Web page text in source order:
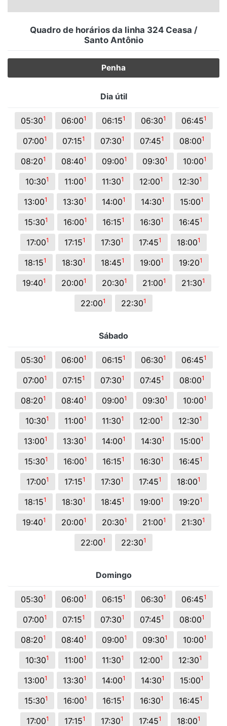
Quadro de horários da linha 324 Ceasa /
Santo Antônio
Penha
Dia útil
05:301 06:001 06:151 06:301 06:451
07:001 07:151 07:301 07:451 08:001
08:201 08:401 09:001 09:301 10:001
10:301 11:001 11:301 12:001 12:301
13:001 13:301 14:001 14:301 15:001
15:301 16:001 16:151 16:301 16:451
17:001 17:151 17:301 17:451 18:001
18:151 18:301 18:451 19:001 19:201
19:401 20:001 20:301 21:001 21:301
22:001 22:301
Sábado
05:301 06:001 06:151 06:301 06:451
07:001 07:151 07:301 07:451 08:001
08:201 08:401 09:001 09:301 10:001
10:301 11:001 11:301 12:001 12:301
13:001 13:301 14:001 14:301 15:001
15:301 16:001 16:151 16:301 16:451
17:001 17:151 17:301 17:451 18:001
18:151 18:301 18:451 19:001 19:201
19:401 20:001 20:301 21:001 21:301
22:001 22:301
Domingo
05:301 06:001 06:151 06:301 06:451
07:001 07:151 07:301 07:451 08:001
08:201 08:401 09:001 09:301 10:001
10:301 11:001 11:301 12:001 12:301
13:001 13:301 14:001 14:301 15:001
15:301 16:001 16:151 16:301 16:451
17:001 17:151 17:301 17:451 18:001